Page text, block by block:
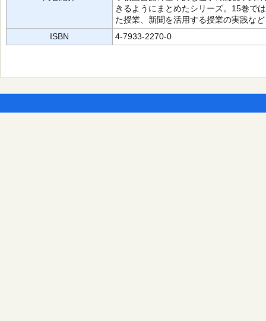
きるようにまとめたシリーズ。15巻で
た授業、新聞を活用する授業の実践な
ISBN
4-7933-2270-0